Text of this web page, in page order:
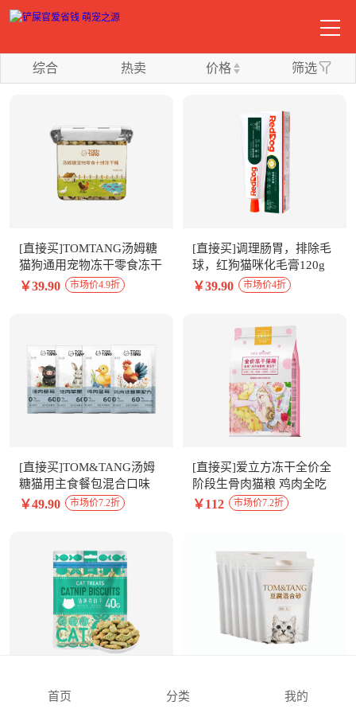
综合 热卖 价格 筛选
[直接买]TOMTANG汤姆糖
猫狗通用宠物冻干零食冻干
十拼桶200g
￥39.90 市场价4.9折
[直接买]调理肠胃，排除毛
球，红狗猫咪化毛膏120g
￥39.90 市场价4折
[直接买]TOM&TANG汤姆
糖猫用主食餐包混合口味
100g*8包整盒装
￥49.90 市场价7.2折
[直接买]爱立方冻干全价全
阶段生骨肉猫粮 鸡肉全吃
500g
￥112 市场价7.2折
薄荷饼干40g*2袋
TOM&TANG豆腐膨润土混
首页 分类 我的